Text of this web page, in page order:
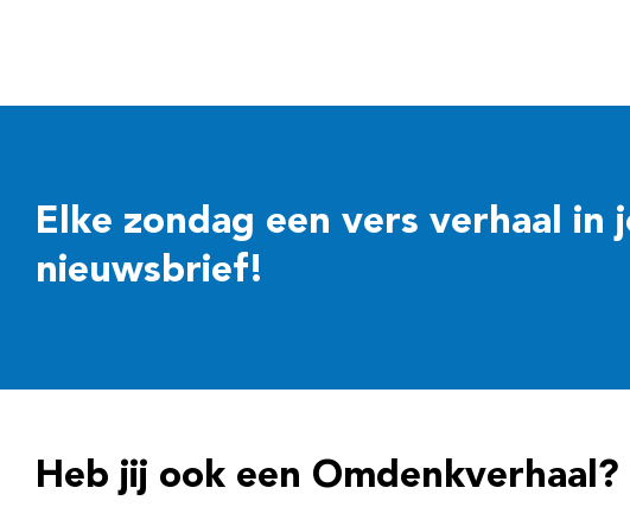
Elke zondag een vers verhaal in
nieuwsbrief!
Heb jij ook een Omdenkverhaal?